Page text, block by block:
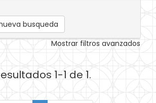
busqueda
Mostrar filtros avanzados
1-1 de 1.